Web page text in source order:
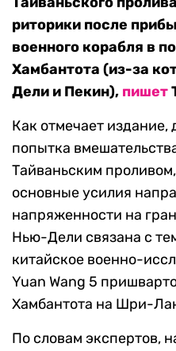
риторики после
военного корабля в
Хамбантота (из-за
Дели и Пекин), пишет
Как отмечает
попытка
Тайваньским
основные усилия
напряженности на
Нью-Дели связана с
китайское военно-
Yuan Wang 5
Хамбантота на Шри-
По словам экспертов,